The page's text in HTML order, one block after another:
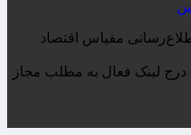
اطلاع‌رسانی مقیاس اقتصاد
درج لینک فعال به مطلب مجاز